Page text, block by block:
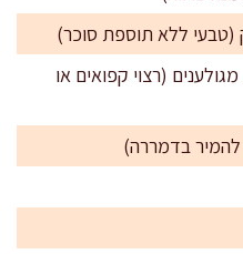
מגולענים (רצוי קפואים או